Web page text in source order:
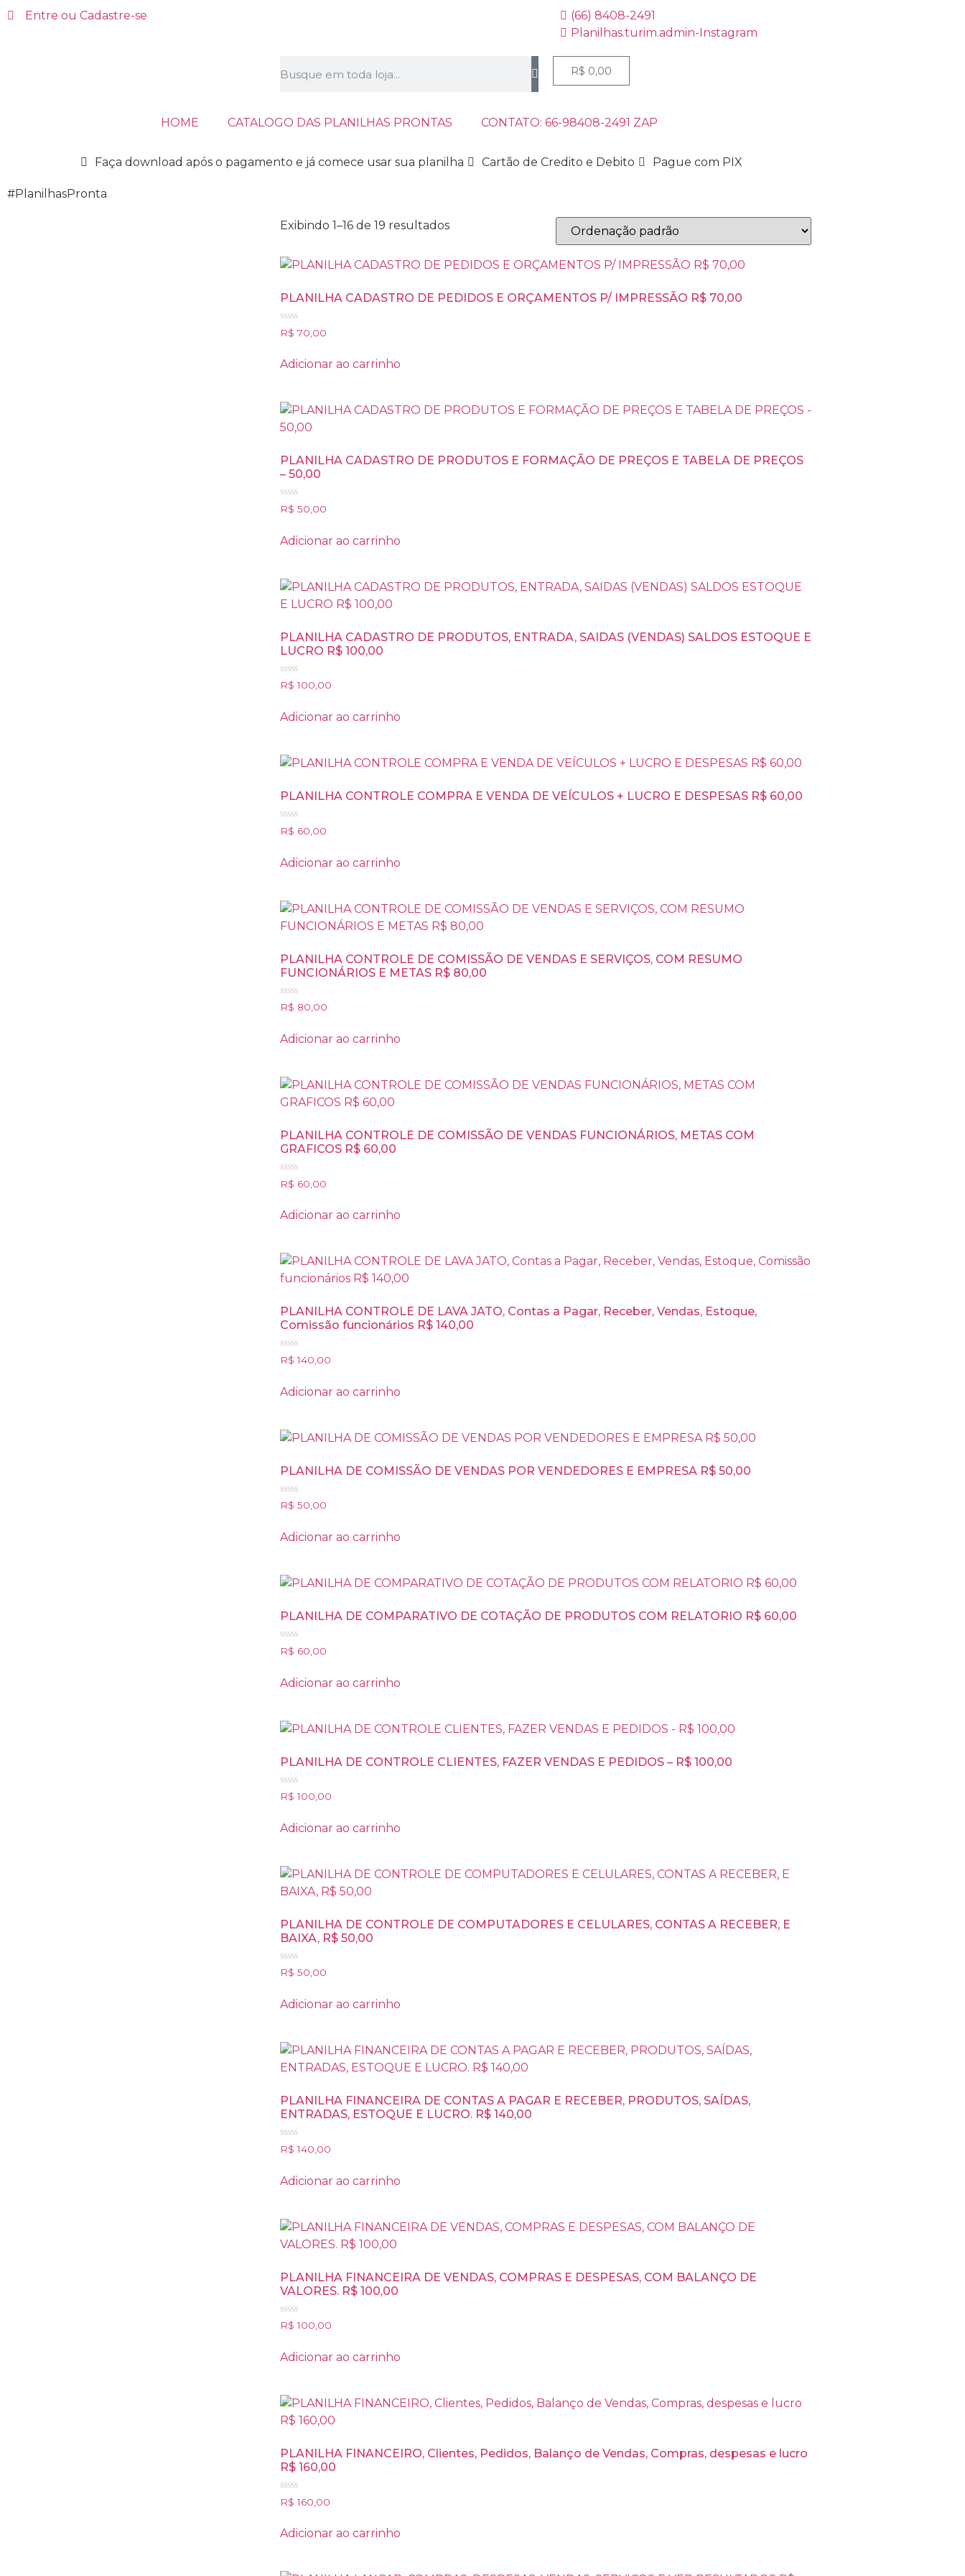
Entre ou Cadastre-se
(66) 8408-2491
Planilhas.turim.admin-Instagram
R$ 0,00
HOME CATALOGO DAS PLANILHAS PRONTAS CONTATO: 66-98408-2491 ZAP
Faça download após o pagamento e já comece usar sua planilha Cartão de Credito e Debito Pague com PIX
#PlanilhasPronta
Exibindo 1–16 de 19 resultados
PLANILHA CADASTRO DE PEDIDOS E ORÇAMENTOS P/ IMPRESSÃO R$ 70,00
Avaliação
0
5
R$ 70,00
Adicionar ao carrinho
PLANILHA CADASTRO DE PRODUTOS E FORMAÇÃO DE PREÇOS E TABELA DE PREÇOS
– 50,00
Avaliação
0
5
R$ 50,00
Adicionar ao carrinho
PLANILHA CADASTRO DE PRODUTOS, ENTRADA, SAIDAS (VENDAS) SALDOS ESTOQUE E
LUCRO R$ 100,00
Avaliação
0
5
R$ 100,00
Adicionar ao carrinho
PLANILHA CONTROLE COMPRA E VENDA DE VEÍCULOS + LUCRO E DESPESAS R$ 60,00
Avaliação
0
5
R$ 60,00
Adicionar ao carrinho
PLANILHA CONTROLE DE COMISSÃO DE VENDAS E SERVIÇOS, COM RESUMO
FUNCIONÁRIOS E METAS R$ 80,00
Avaliação
0
5
R$ 80,00
Adicionar ao carrinho
PLANILHA CONTROLE DE COMISSÃO DE VENDAS FUNCIONÁRIOS, METAS COM
GRAFICOS R$ 60,00
Avaliação
0
5
R$ 60,00
Adicionar ao carrinho
PLANILHA CONTROLE DE LAVA JATO, Contas a Pagar, Receber, Vendas, Estoque,
Comissão funcionários R$ 140,00
Avaliação
0
5
R$ 140,00
Adicionar ao carrinho
PLANILHA DE COMISSÃO DE VENDAS POR VENDEDORES E EMPRESA R$ 50,00
Avaliação
0
5
R$ 50,00
Adicionar ao carrinho
PLANILHA DE COMPARATIVO DE COTAÇÃO DE PRODUTOS COM RELATORIO R$ 60,00
Avaliação
0
5
R$ 60,00
Adicionar ao carrinho
PLANILHA DE CONTROLE CLIENTES, FAZER VENDAS E PEDIDOS – R$ 100,00
Avaliação
0
5
R$ 100,00
Adicionar ao carrinho
PLANILHA DE CONTROLE DE COMPUTADORES E CELULARES, CONTAS A RECEBER, E
BAIXA, R$ 50,00
Avaliação
0
5
R$ 50,00
Adicionar ao carrinho
PLANILHA FINANCEIRA DE CONTAS A PAGAR E RECEBER, PRODUTOS, SAÍDAS,
ENTRADAS, ESTOQUE E LUCRO. R$ 140,00
Avaliação
0
5
R$ 140,00
Adicionar ao carrinho
PLANILHA FINANCEIRA DE VENDAS, COMPRAS E DESPESAS, COM BALANÇO DE
VALORES. R$ 100,00
Avaliação
0
5
R$ 100,00
Adicionar ao carrinho
PLANILHA FINANCEIRO, Clientes, Pedidos, Balanço de Vendas, Compras, despesas e lucro
R$ 160,00
Avaliação
0
5
R$ 160,00
Adicionar ao carrinho